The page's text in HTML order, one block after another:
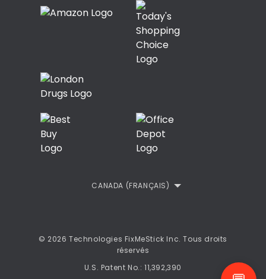
Contact
Commentaires des Clients
Politique de confidentialité
Terms
CANADA (FRANÇAIS)
© 2026 Technologies FixMeStick Inc. Tous droits
réservés
U.S. Patent No.: 11,392,390